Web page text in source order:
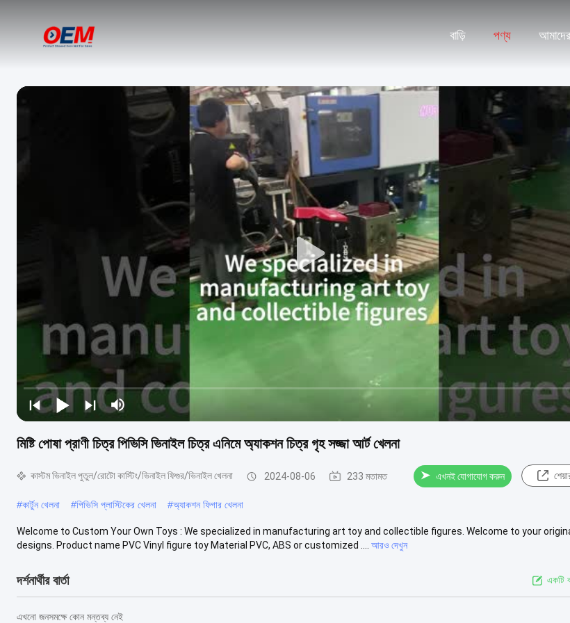
বাড়ি পণ্য
মিষ্টি পোষা প্রাণী চিত্র পিভিসি ভিনাইল চিত্র এনিমে অ্যাকশন চিত্র গৃহ সজ্জা আর্ট খেলনা
কাস্টম ভিনাইল পুতুল/রোটো কাস্টিং/ভিনাইল ফিগুর/ভিনাইল খেলনা 2024-08-06 233 মতামত এখনই যোগাযোগ করুন
#কার্টুন খেলনা #পিভিসি প্লাস্টিকের খেলনা #অ্যাকশন ফিগার খেলনা
Welcome to Custom Your Own Toys : We specialized in manufacturing art toy and collectible figures. Welcome to your
designs. Product name PVC Vinyl figure toy Material PVC, ABS or customized ....
আরও দেখুন
দর্শনার্থীর বার্তা একটি
এখনো জনসমক্ষে কোন মন্তব্য নেই